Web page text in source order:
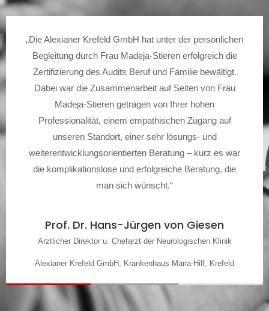
„Die Alexianer Krefeld GmbH hat unter der persönlichen
Begleitung durch Frau Madeja-Stieren erfolgreich die
Zertifizierung des Audits Beruf und Familie bewältigt.
Dabei war die Zusammenarbeit auf Seiten von Frau
Madeja-Stieren getragen von Ihrer hohen
Professionalität, einem empathischen Zugang auf
unseren Standort, einer sehr lösungs- und
weiterentwicklungsorientierten Beratung – kurz es war
die komplikationslose und erfolgreiche Beratung, die
man sich wünscht.“
Prof. Dr. Hans-Jürgen von Giesen
Ärztlicher Direktor u. Chefarzt der Neurologischen Klinik
Alexianer Krefeld GmbH, Krankenhaus Maria-Hilf, Krefeld